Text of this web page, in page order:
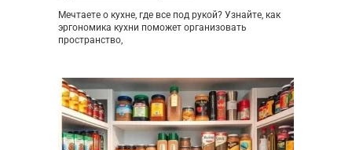
Мечтаете о кухне, где все под рукой? Узнайте, как
эргономика кухни поможет организовать
пространство,